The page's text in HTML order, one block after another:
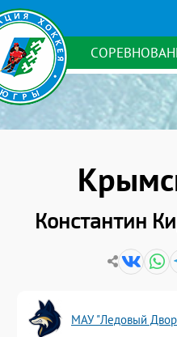
Константин
МАУ "Ледовый